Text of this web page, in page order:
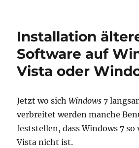
Windows
SetRedraw
verändert
WS_VISIBLE
in
RTF
Control
Installation
Software auf
Vista oder
Jetzt wo sichWindows 7
verbreitet werden manche
feststellen, dass Windows 7 so
Vista nicht ist.